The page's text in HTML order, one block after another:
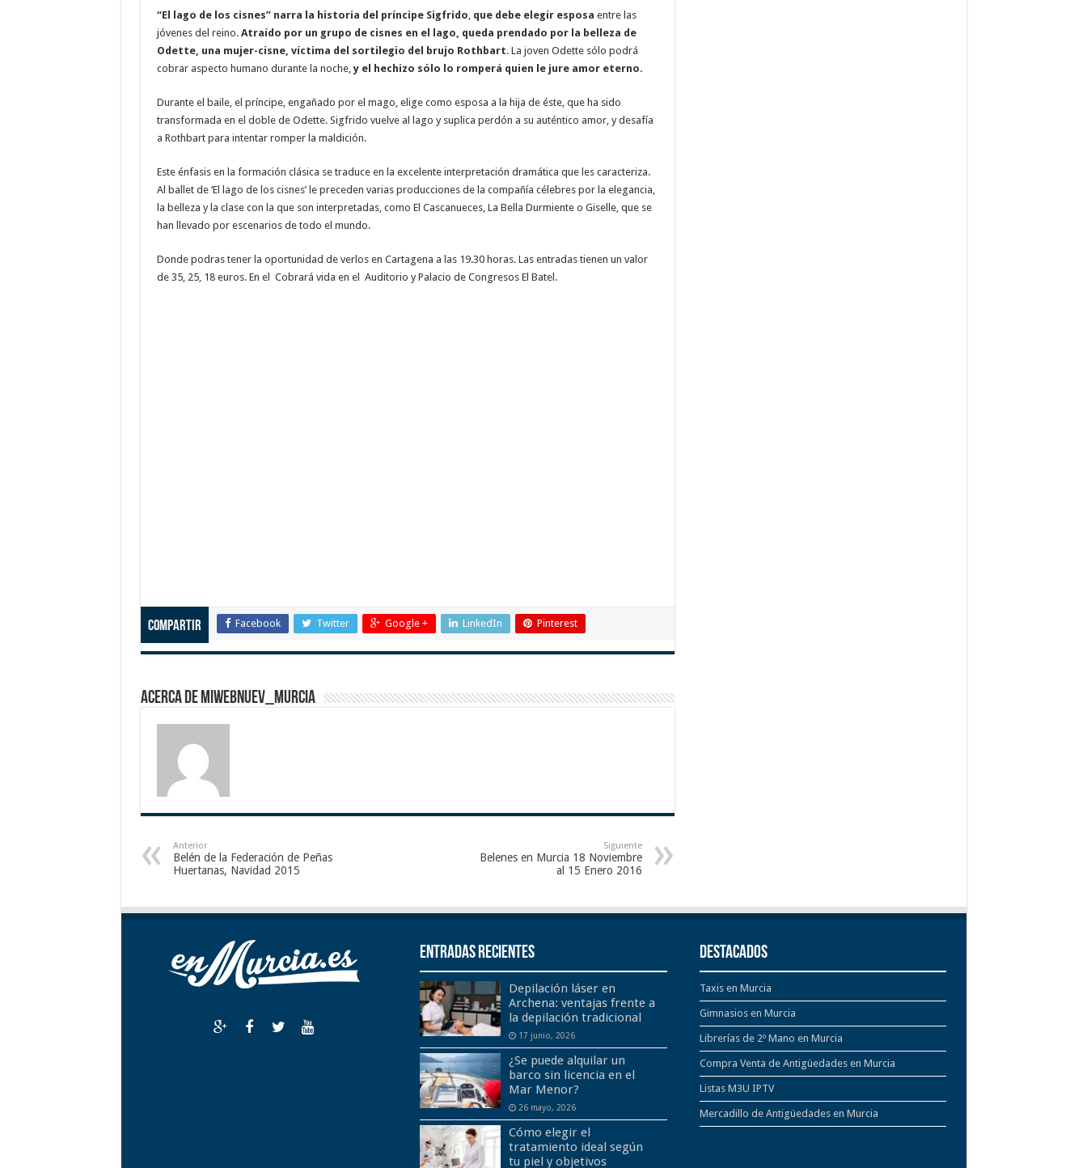
“El lago de los cisnes” narra la historia del príncipe Sigfrido que debe elegir esposa entre las
jóvenes del reino. Atraído por un grupo de cisnes en el lago, queda prendado por la belleza de
Odette, una mujer-cisne, víctima del sortilegio del brujo Rothbart. La joven Odette sólo podrá
cobrar aspecto humano durante la noche,y el hechizo sólo lo romperá quien le jure amor eterno.
Durante el baile, el príncipe, engañado por el mago, elige como esposa a la hija de éste, que ha sido
transformada en el doble de Odette. Sigfrido vuelve al lago y suplica perdón a su auténtico amor, y desafía
a Rothbart para intentar romper la maldición.
Este énfasis en la formación clásica se traduce en la excelente interpretación dramática que les caracteriza.
Al ballet de ‘El lago de los cisnes’ le preceden varias producciones de la compañía célebres por la elegancia,
la belleza y la clase con la que son interpretadas, como El Cascanueces, La Bella Durmiente o Giselle, que se
han llevado por escenarios de todo el mundo.
Donde podras tener la oportunidad de verlos en Cartagena a las 19.30 horas. Las entradas tienen un valor
de 35, 25, 18 euros. En el Cobrará vida en el Auditorio y Palacio de Congresos El Batel.
Compartir Facebook Twitter Google + LinkedIn Pinterest
Acerca de miwebnuev_murcia
Anterior
Belén de la Federación de Peñas
Huertanas, Navidad 2015
Siguiente
Belenes en Murcia 18 Noviembre
al 15 Enero 2016
Entradas recientes
Depilación láser en
Archena: ventajas frente a
la depilación tradicional
17 junio, 2026
¿Se puede alquilar un
barco sin licencia en el
Mar Menor?
26 mayo, 2026
Cómo elegir el
tratamiento ideal según
tu piel y objetivos
Destacados
Taxis en Murcia
Gimnasios en Murcia
Librerías de 2º Mano en Murcia
Compra Venta de Antigüedades en Murcia
Listas M3U IPTV
Mercadillo de Antigüedades en Murcia